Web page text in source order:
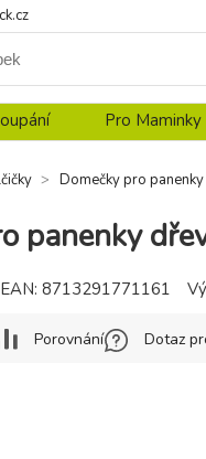
Pro
Domečky pro panenky
panenky
EAN: 8713291771161
Porovnání Dotaz